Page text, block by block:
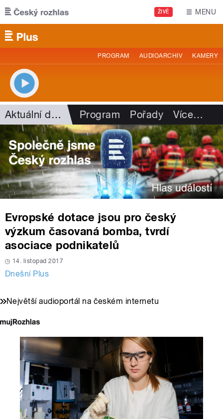
Přejít k hlavnímu obsahu
ŽIVĚ MENU
PROGRAM AUDIOARCHIV KAMERY
Aktuální dění Program Pořady Více…
Evropské dotace jsou pro český
výzkum časovaná bomba, tvrdí
asociace podnikatelů
14. listopad 2017
Dnešní Plus
Největší audioportál na českém internetu